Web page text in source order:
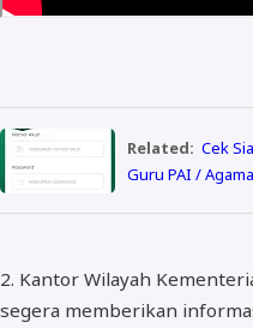
Related: Cek
Guru PAI /
2. Kantor Wilayah
segera memberikan